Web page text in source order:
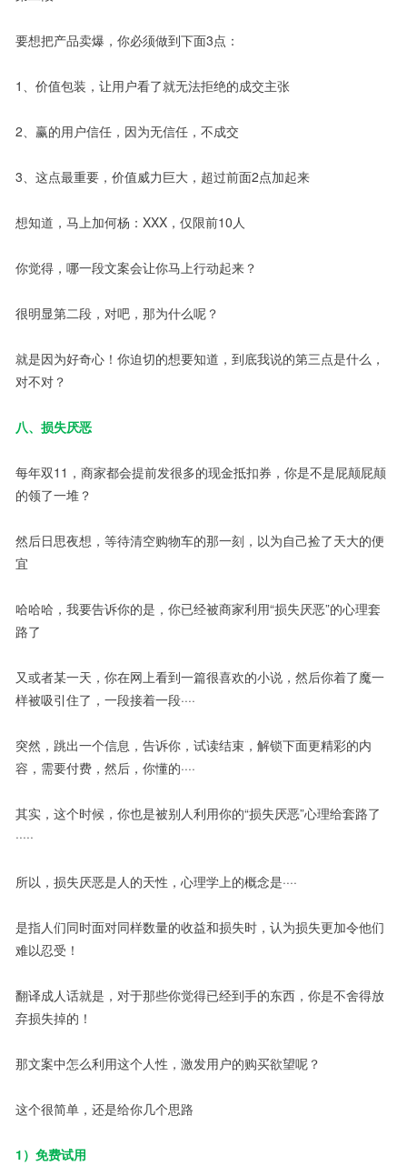
要想把产品卖爆，你必须做到下面3点：
1、价值包装，让用户看了就无法拒绝的成交主张
2、赢的用户信任，因为无信任，不成交
3、这点最重要，价值威力巨大，超过前面2点加起来
想知道，马上加何杨：XXX，仅限前10人
你觉得，哪一段文案会让你马上行动起来？
很明显第二段，对吧，那为什么呢？
就是因为好奇心！你迫切的想要知道，到底我说的第三点是什么，
对不对？
八、损失厌恶
每年双11，商家都会提前发很多的现金抵扣券，你是不是屁颠屁颠
的领了一堆？
然后日思夜想，等待清空购物车的那一刻，以为自己捡了天大的便
宜
哈哈哈，我要告诉你的是，你已经被商家利用“损失厌恶”的心理套
路了
又或者某一天，你在网上看到一篇很喜欢的小说，然后你着了魔一
样被吸引住了，一段接着一段····
突然，跳出一个信息，告诉你，试读结束，解锁下面更精彩的内
容，需要付费，然后，你懂的····
其实，这个时候，你也是被别人利用你的“损失厌恶”心理给套路了
·····
所以，损失厌恶是人的天性，心理学上的概念是····
是指人们同时面对同样数量的收益和损失时，认为损失更加令他们
难以忍受！
翻译成人话就是，对于那些你觉得已经到手的东西，你是不舍得放
弃损失掉的！
那文案中怎么利用这个人性，激发用户的购买欲望呢？
这个很简单，还是给你几个思路
1）免费试用